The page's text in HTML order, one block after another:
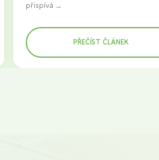
přispívá
uvažujete o investici do fotovoltaické
elektrárny
a zároveň plánujete přechod na
PŘEČÍST ČLÁNEK